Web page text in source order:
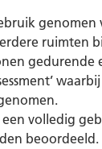
ruimten
volledig
beoordeeld.